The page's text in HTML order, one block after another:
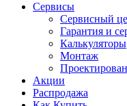
Сервисы
Сервисный
Гарантия и
Калькуляторы
Монтаж
Акции
Распродажа